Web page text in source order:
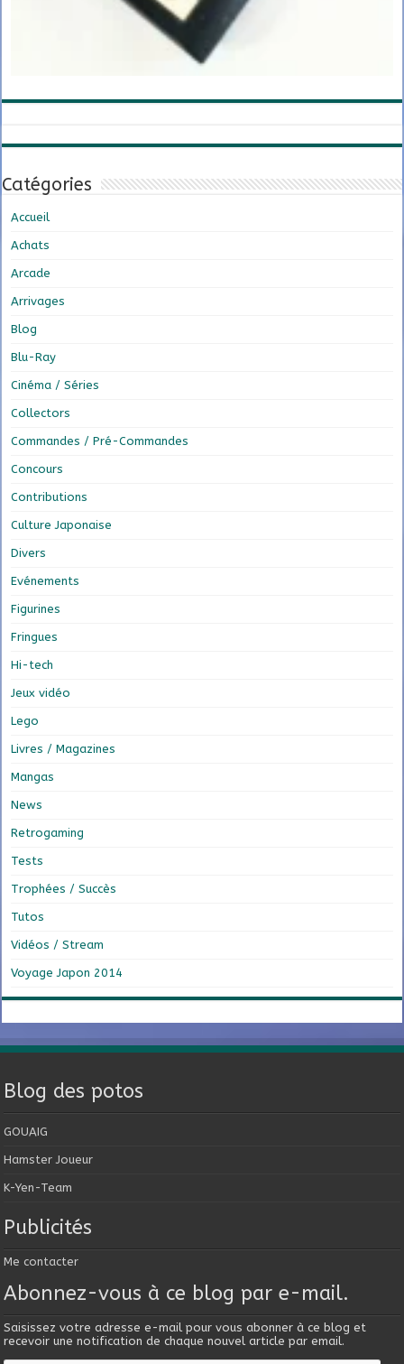
Catégories
Accueil
Achats
Arcade
Arrivages
Blog
Blu-Ray
Cinéma / Séries
Collectors
Commandes / Pré-Commandes
Concours
Contributions
Culture Japonaise
Divers
Evénements
Figurines
Fringues
Hi-tech
Jeux vidéo
Lego
Livres / Magazines
Mangas
News
Retrogaming
Tests
Trophées / Succès
Tutos
Vidéos / Stream
Voyage Japon 2014
Blog des potos
GOUAIG
Hamster Joueur
K-Yen-Team
Publicités
Me contacter
Abonnez-vous à ce blog par e-mail.
Saisissez votre adresse e-mail pour vous abonner à ce blog et
recevoir une notification de chaque nouvel article par email.